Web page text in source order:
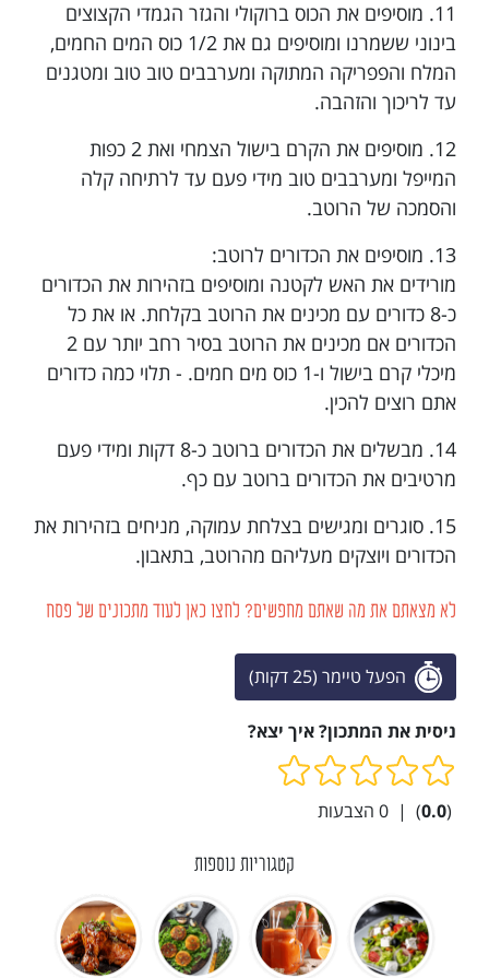
11. מוסיפים את הכוס ברוקולי והגזר הגמדי הקצוצים
בינוני ששמרנו ומוסיפים גם את 1/2 כוס המים החמים,
המלח והפפריקה המתוקה ומערבבים טוב טוב ומטגנים
עד לריכוך והזהבה.
12. מוסיפים את הקרם בישול הצמחי ואת 2 כפות
המייפל ומערבבים טוב מידי פעם עד לרתיחה קלה
והסמכה של הרוטב.
13. מוסיפים את הכדורים לרוטב:
מורידים את האש לקטנה ומוסיפים בזהירות את הכדורים
כ-8 כדורים עם מכינים את הרוטב בקלחת. או את כל
הכדורים אם מכינים את הרוטב בסיר רחב יותר עם 2
מיכלי קרם בישול ו-1 כוס מים חמים. - תלוי כמה כדורים
אתם רוצים להכין.
14. מבשלים את הכדורים ברוטב כ-8 דקות ומידי פעם
מרטיבים את הכדורים ברוטב עם כף.
15. סוגרים ומגישים בצלחת עמוקה, מניחים בזהירות את
הכדורים ויוצקים מעליהם מהרוטב, בתאבון.
לא מצאתם את מה שאתם מחפשים? לחצו כאן לעוד מתכונים של פסח
הפעל טיימר (25 דקות)
ניסית את המתכון? איך יצא?
(
0.0
)
|
0 הצבעות
קטגוריות נוספות